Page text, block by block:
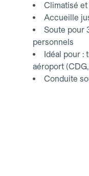
Climatisé
Accueille
Soute pour
personnels
Idéal pour :
aéroport
Conduite